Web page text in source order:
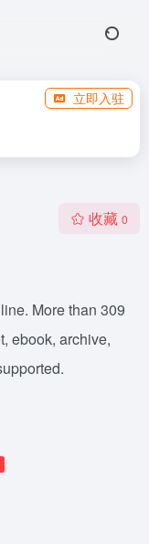
立即入驻
收藏 0
More than 309
ebook, archive,